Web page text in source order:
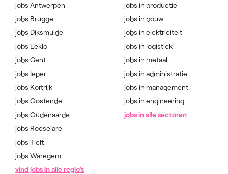
jobs Antwerpen
jobs Brugge
jobs Diksmuide
jobs Eeklo
jobs Gent
jobs Ieper
jobs Kortrijk
jobs Oostende
jobs Oudenaarde
jobs Roeselare
jobs Tielt
jobs Waregem
vind jobs in alle regio’s
jobs in productie
jobs in bouw
jobs in elektriciteit
jobs in logistiek
jobs in metaal
jobs in administratie
jobs in management
jobs in engineering
jobs in alle sectoren